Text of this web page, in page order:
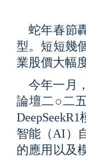
蛇年春節
型。短短幾
業股價大幅
今年一月
論壇二○二
智能（AI）
的應用以及